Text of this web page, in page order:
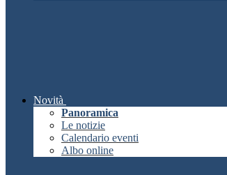
Novità
Panoramica
Le notizie
Calendario eventi
Albo online